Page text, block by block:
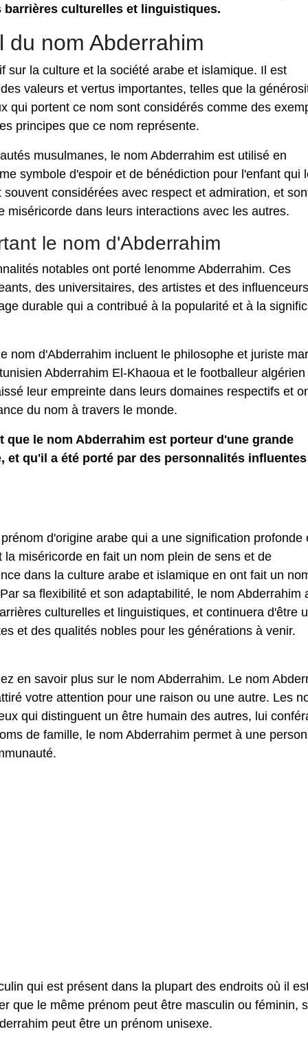
barrières culturelles et linguistiques.
nom Abderrahim
sur la culture et la société arabe et islamique. Il est
valeurs et vertus importantes, telles que la
qui portent ce nom sont considérés comme des
principes que ce nom représente.
musulmanes, le nom Abderrahim est utilisé en
symbole d'espoir et de bénédiction pour l'enfant qui
considérées avec respect et admiration, et
miséricorde dans leurs interactions avec les autres.
le nom d'Abderrahim
notables ont porté lenomme Abderrahim. Ces
des universitaires, des artistes et des
durable qui a contribué à la popularité et à la
nom d'Abderrahim incluent le philosophe et juriste
Abderrahim El-Khaoua et le footballeur algérien
leur empreinte dans leurs domaines respectifs et
du nom à travers le monde.
le nom Abderrahim est porteur d'une grande
qu'il a été porté par des personnalités
d'origine arabe qui a une signification profonde
miséricorde en fait un nom plein de sens et de
dans la culture arabe et islamique en ont fait un
sa flexibilité et son adaptabilité, le nom Abderrahim
culturelles et linguistiques, et continuera d'être
et des qualités nobles pour les générations à venir.
en savoir plus sur le nom Abderrahim. Le nom
votre attention pour une raison ou une autre. Les
qui distinguent un être humain des autres, lui
de famille, le nom Abderrahim permet à une
qui est présent dans la plupart des endroits où il
que le même prénom peut être masculin ou féminin,
peut être un prénom unisexe.